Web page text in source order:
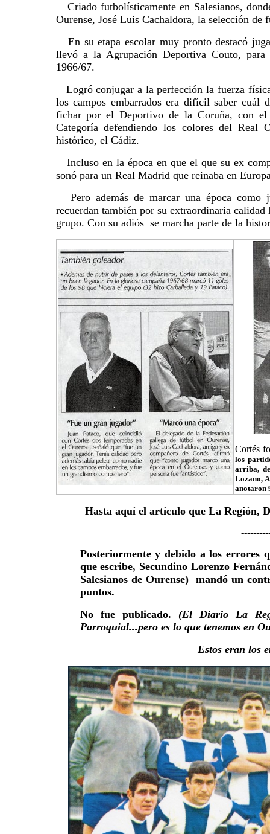
Criado futbolísticamente en Salesianos,
Ourense, José Luis Cachaldora, la selección de
En su etapa escolar muy pronto destacó
llevó a la Agrupación Deportiva Couto, para
1966/67.
Logró conjugar a la perfección la fuerza
los campos embarrados era difícil saber cuál
fichar por el Deportivo de la Coruña, con el
Categoría defendiendo los colores del Real
histórico, el Cádiz.
Incluso en la época en que el que su ex
sonó para un Real Madrid que reinaba en
Pero además de marcar una época
recuerdan también por su extraordinaria
grupo. Con su adiós se marcha parte de la
Cortés
los
arriba,
Lozano,
anotaron
Hasta aquí el artículo que La Región,
Posteriormente y debido a los errores
que escribe, Secundino Lorenzo
Salesianos de Ourense) mandó un
puntos.
No fue publicado. (El Diario La
Parroquial...pero es lo que tenemos en
Estos eran los